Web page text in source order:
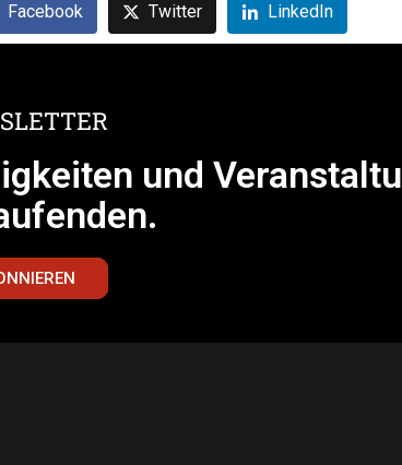
Facebook Twitter LinkedIn
und